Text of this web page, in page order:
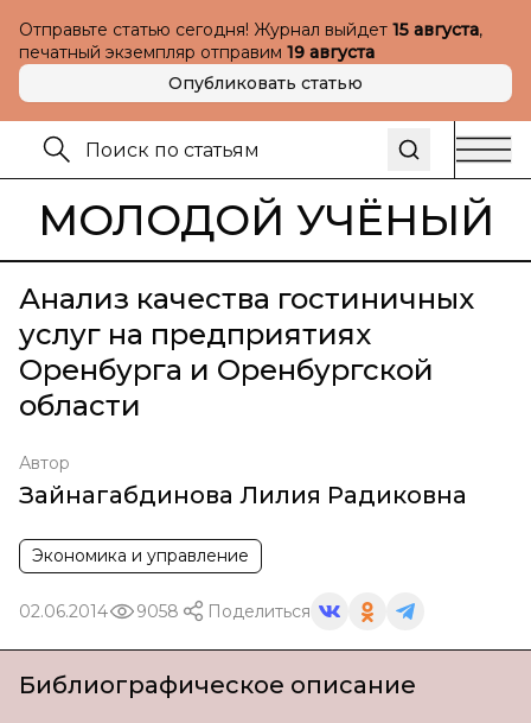
Отправьте статью сегодня! Журнал выйдет 15 августа,
печатный экземпляр отправим 19 августа
Опубликовать статью
МОЛОДОЙ УЧЁНЫЙ
Анализ качества гостиничных
услуг на предприятиях
Оренбурга и Оренбургской
области
Автор
Зайнагабдинова Лилия Радиковна
Экономика и управление
02.06.2014 9058 Поделиться
Библиографическое описание